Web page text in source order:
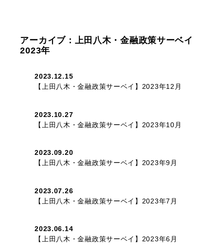
アーカイブ：上田八木・金融政策サーベイ
2023年
2023.12.15
【上田八木・金融政策サーベイ】2023年12月
2023.10.27
【上田八木・金融政策サーベイ】2023年10月
2023.09.20
【上田八木・金融政策サーベイ】2023年9月
2023.07.26
【上田八木・金融政策サーベイ】2023年7月
2023.06.14
【上田八木・金融政策サーベイ】2023年6月